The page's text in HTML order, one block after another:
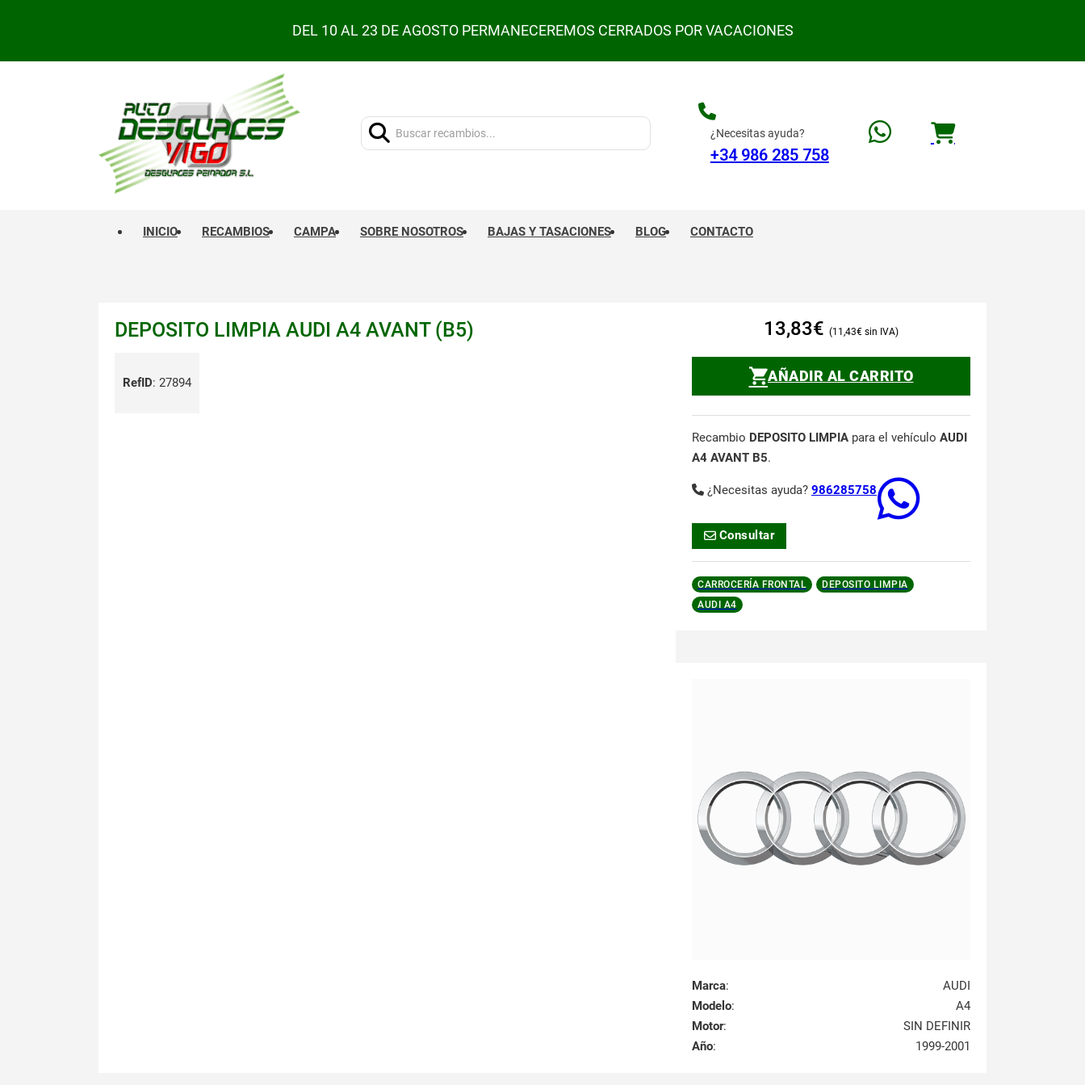
DEL 10 AL 23 DE AGOSTO PERMANECEREMOS CERRADOS POR VACACIONES
Buscar:
¿Necesitas ayuda?
+34 986 285 758
INICIO RECAMBIOS CAMPA SOBRE NOSOTROS BAJAS Y TASACIONES BLOG CONTACTO
DEPOSITO LIMPIA AUDI A4 AVANT (B5)
RefID: 27894
13,83€ 11,43€
AÑADIR AL CARRITO
Recambio DEPOSITO LIMPIA para el vehículo AUDI
A4 AVANT B5.
¿Necesitas ayuda? 986285758
Consultar
CARROCERÍA FRONTAL
DEPOSITO LIMPIA
AUDI A4
Marca:
AUDI
Modelo:
A4
Motor:
SIN DEFINIR
Año: 1999-2001